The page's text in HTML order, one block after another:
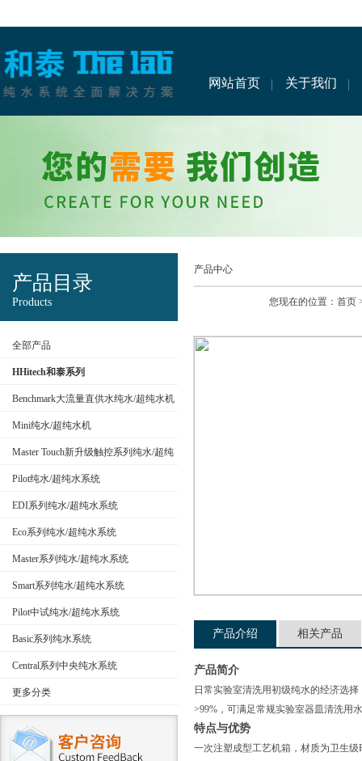
网站首页 关于我们
产品目录
Products
全部产品
HHitech和泰系列
Benchmark大流量直供水纯水/超纯水机
Mini纯水/超纯水机
Master Touch新升级触控系列纯水/超纯
水系统
Pilot纯水/超纯水系统
EDI系列纯水/超纯水系统
Eco系列纯水/超纯水系统
Master系列纯水/超纯水系统
Smart系列纯水/超纯水系统
Pilot中试纯水/超纯水系统
Basic系列纯水系统
Central系列中央纯水系统
更多分类
产品中心
您现在的位置： 首页
产品介绍 相关产品
产品简介
日常实验室清洗用初级纯水的经济选
>99%，可满足常规实验室器皿清洗用
特点与优势
一次注塑成型工艺机箱，材质为卫生级